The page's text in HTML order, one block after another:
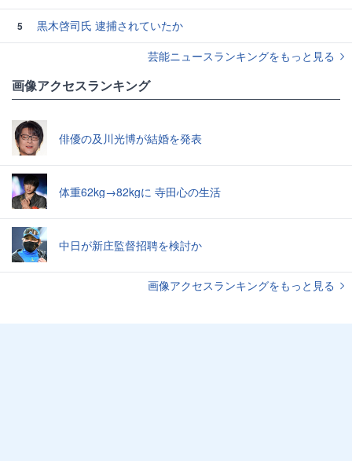
5
黒木啓司氏 逮捕されていたか
芸能ニュースランキングをもっと見る
画像アクセスランキング
俳優の及川光博が結婚を発表
体重62kg→82kgに 寺田心の生活
中日が新庄監督招聘を検討か
画像アクセスランキングをもっと見る